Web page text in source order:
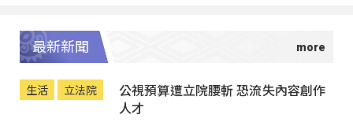
最新新聞
生活 立法院
公視預算遭立院腰斬 恐流失內容創作
人才